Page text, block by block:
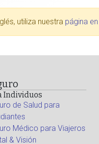
utiliza nuestra página
Individuos
de Salud para
Médico para Viajeros
& Visión